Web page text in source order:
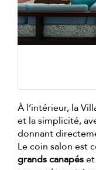
À l’intérieur, la
et la simplicité,
donnant
Le coin salon est
grands canapés